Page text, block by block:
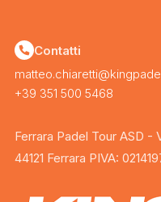
Contatti
+39 351 500 5468
Ferrara Padel Tour ASD -
44121 Ferrara PIVA: